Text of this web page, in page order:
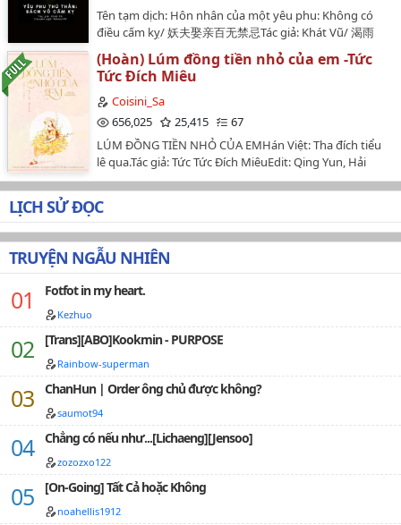
giờ cô chính là nữ phụ phản diện trong tiểu thuyết, mà
nữ phụ này còn kiêu căng, ngạo mạn, tùy hứng làm
bậy.Mà ba của cô - Hoắc Tùy Thành lại còn là một
người ác độc không kém gì, một tay che trời, làm đủ
hình.Hai cha con đều là vai ác, mà vai ác không chết thì
giữ lại để ăn tết à???Thế cho nên, kết cục là cả hai đều
thân bại danh liệt, hạ tràng thê lương.Lòng người cực
kỳ sung sướng.Mà bây giờ Hoắc Tiểu Tiểu chỉ biết cái gì
làm cái gì không được làm, là bé con ăn cơm ngoan
hạng nhất.Vì cái mạng nhỏ của mình và ba ba phản
diện trong tương lai, bé ngoan cố gắng uốn nắn tam
quan của nhân vật phản diện, nhưng từ trong khe cửa
nghe được một câu: "... Giết, ném xuống biển.""... Thật
xin lỗi, quấy rầy."Hoắc Tiểu Tiểu dùng cả tay chân chạy
trối chết.***Mọi người đều biết, Hoắc Tùy Thành là
người âm trầm bất định, lãnh khốc vô tình, không ai
ngày...Một cô bé phấn điêu ngọc trác, cưỡi ở trên đầu
của hắn mang buộc tóc Hello Kitty...…
Tên tạm dịch: Hôn nhân của một yêu phu: Không có
điều cấm kỵ/ 妖夫娶亲百无禁忌Tác giả: Khát Vũ/ 渴雨
Edit: Ndmot99 🐬🐬🐬Độ dài: 50 bộ...Nhảy hố
02/06/2023…
(Hoàn) Lúm đồng tiền nhỏ của em -Tức
Tức Đích Miêu
Coisini_Sa
656,025
25,415
67
LÚM ĐỒNG TIỀN NHỎ CỦA EMHán Việt: Tha đích tiểu
lê qua.Tác giả: Tức Tức Đích MiêuEdit: Qing Yun, Hải
Đường Bìa: Vy LêNguồn convert + raw: Chihiro
(Wikidich)Số chương: 66Tình trạng edit: Hoàn
(16/1/2029-12/2/2020)Thể loại: Nguyên sang, ngôn
tình, hiện đại, thanh xuân vườn trường, HE, gương vỡ
lại lành.(Truyện có pass, thỉnh chú ý. Web copy vui lòng
bỏ qua những chương set pass.)…
LỊCH SỬ ĐỌC
TRUYỆN NGẪU NHIÊN
Fotfot in my heart.
Kezhuo
[Trans][ABO]Kookmin - PURPOSE
Rainbow-superman
ChanHun | Order ông chủ được không?
saumot94
Chẳng có nếu như...[Lichaeng][Jensoo]
zozozxo122
[On-Going] Tất Cả hoặc Không
noahellis1912